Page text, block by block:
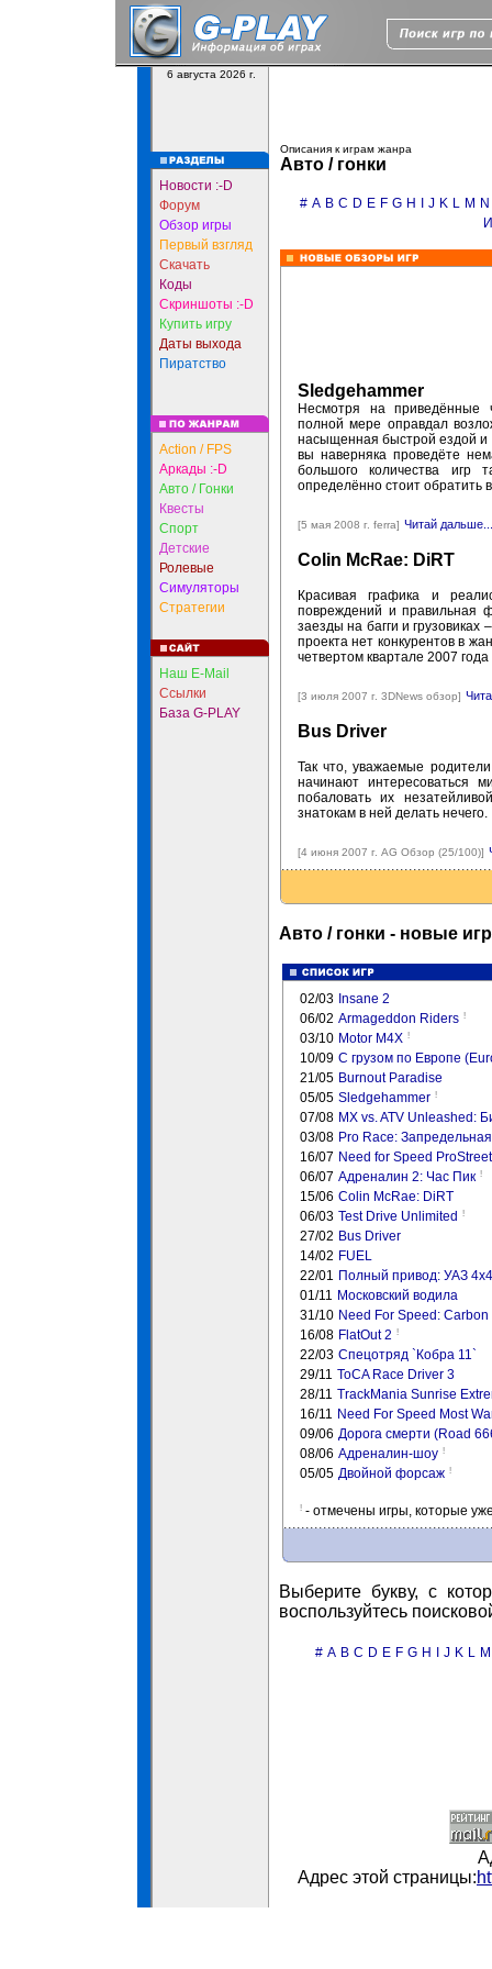
6 августа 2026 г.
Новости :-D
Форум
Обзор игры
Первый взгляд
Скачать
Коды
Скриншоты :-D
Купить игру
Даты выхода
Пиратство
Action / FPS
Аркады :-D
Авто / Гонки
Квесты
Спорт
Детские
Ролевые
Симуляторы
Стратегии
Наш E-Mail
Ссылки
База G-PLAY
Описания к играм жанра
Авто / гонки
# A B C D E F G H J K L M N
Sledgehammer
Несмотря на приведённые
полной мере оправдал
насыщенная быстрой ездой и
вы наверняка проведёте
большого количества игр
определённо стоит обратить
[5 мая 2008 г. ferra] Читай дальше...
Colin McRae: DiRT
Красивая графика и
повреждений и правильная
заезды на багги и грузовиках
проекта нет конкурентов в
четвертом квартале 2007
[3 июля 2007 г. 3DNews обзор]
Bus Driver
Так что, уважаемые
начинают интересоваться
побаловать их
знатокам в ней делать нечего.
[4 июня 2007 г. AG Обзор (25/100)]
Авто / гонки - новые
02/03 Insane 2
06/02 Armageddon Riders !
03/10 Motor M4X !
10/09 С грузом по Европе
21/05 Burnout Paradise
05/05 Sledgehammer !
07/08 MX vs. ATV Unleashed:
03/08 Pro Race:
16/07 Need for Speed ProStreet
06/07 Адреналин 2: Час Пик !
15/06 Colin McRae: DiRT
06/03 Test Drive Unlimited !
27/02 Bus Driver
14/02 FUEL
22/01 Полный привод: УАЗ 4x4
01/11 Московский водила
31/10 Need For Speed: Carbon
16/08 FlatOut 2 !
22/03 Спецотряд `Кобра 11`
29/11 ToCA Race Driver 3
28/11 TrackMania Sunrise
16/11 Need For Speed Most
09/06 Дорога смерти (Road
08/06 Адреналин-шоу !
05/05 Двойной форсаж !
!- отмечены игры, которые
Выберите букву, с
воспользуйтесь
# A B C D E F G H J K L M
Адрес этой страницы: